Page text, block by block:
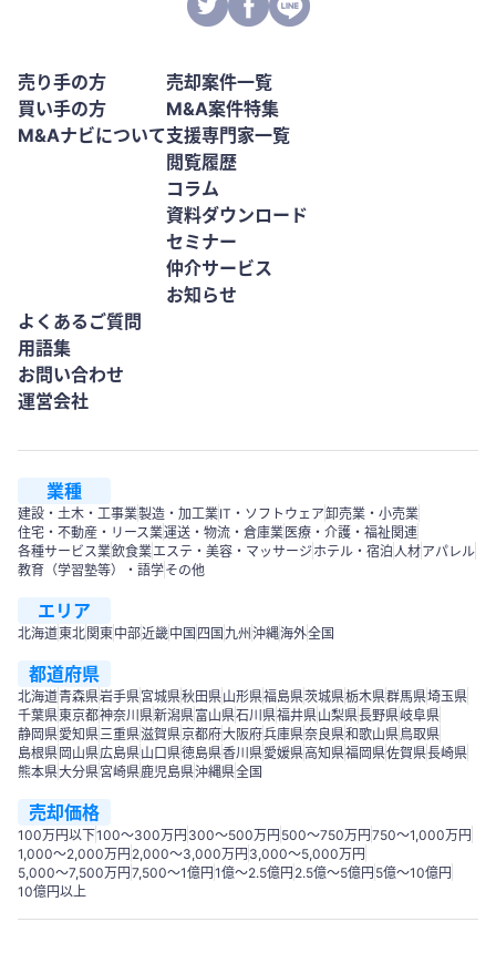
売り手の方
買い手の方
M&Aナビについて
売却案件一覧
M&A案件特集
支援専門家一覧
閲覧履歴
コラム
資料ダウンロード
セミナー
仲介サービス
お知らせ
よくあるご質問
用語集
お問い合わせ
運営会社
業種
建設・土木・工事業製造・加工業IT・ソフトウェア卸売業・小売業
住宅・不動産・リース業運送・物流・倉庫業 医療・介護・福祉関連
各種サービス業飲食業エステ・美容・マッサージ ホテル・宿泊 人材アパレル
教育（学習塾等）・語学その他
エリア
北海道東北 関東中部近畿中国 四国 九州 沖縄海外全国
都道府県
北海道青森県岩手県宮城県秋田県山形県福島県茨城県栃木県群馬県埼玉県
千葉県東京都神奈川県新潟県富山県石川県福井県山梨県長野県岐阜県
静岡県愛知県三重県滋賀県京都府大阪府兵庫県奈良県和歌山県鳥取県
島根県 岡山県広島県山口県徳島県香川県愛媛県高知県福岡県佐賀県長崎県
熊本県大分県宮崎県鹿児島県沖縄県全国
売却価格
100万円以下100〜300万円 300〜500万円 500～750万円 750〜1,000万円
1,000～2,000万円 2,000～3,000万円 3,000～5,000万円
5,000～7,500万円 7,500～1億円 1億～2.5億円 2.5億～5億円 5億～10億円
10億円以上